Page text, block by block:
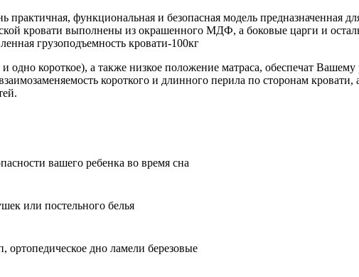
практичная, функциональная и безопасная модель предназначенная
кровати выполнены из окрашенного МДФ, а боковые царги и
грузоподъемность кровати-100кг
короткое), а также низкое положение матраса, обеспечат
короткого и длинного перила по сторонам
вашего ребенка во время сна
или постельного белья
ортопедическое дно ламели березовые